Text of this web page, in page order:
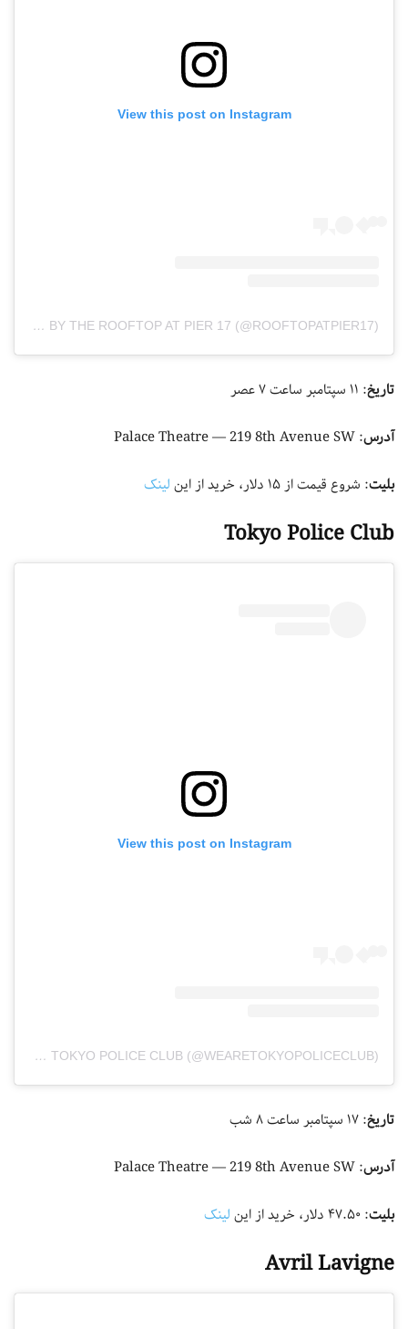
View this post on Instagram
A POST SHARED BY THE ROOFTOP AT PIER 17 (@ROOFTOPATPIER17)
تاریخ: ۱۱ سپتامبر ساعت ۷ عصر
آدرس: Palace Theatre — 219 8th Avenue SW
بلیت: شروع قیمت‌ از ۱۵ دلار، خرید از این لینک
Tokyo Police Club
View this post on Instagram
A POST SHARED BY TOKYO POLICE CLUB (@WEARETOKYOPOLICECLUB)
تاریخ: ۱۷ سپتامبر ساعت ۸ شب
آدرس: Palace Theatre — 219 8th Avenue SW
بلیت: ۴۷.۵۰ دلار، خرید از این لینک
Avril Lavigne